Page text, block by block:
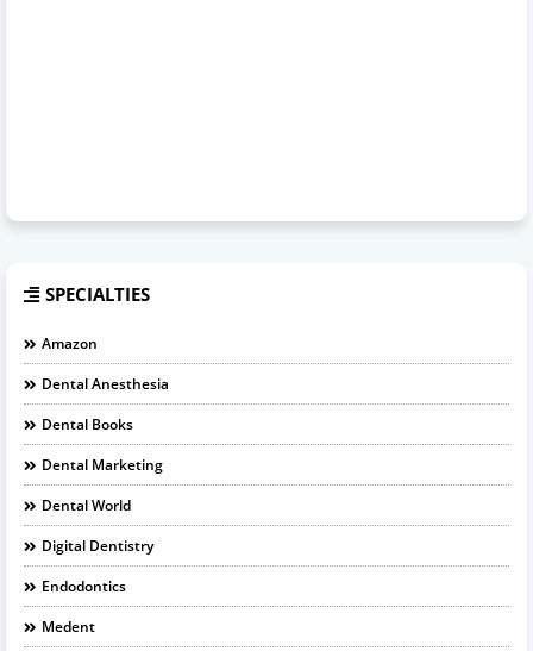
SPECIALTIES
Amazon
Dental Anesthesia
Dental Books
Dental Marketing
Dental World
Digital Dentistry
Endodontics
Medent